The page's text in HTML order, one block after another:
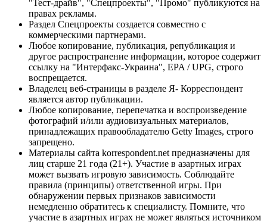
"Тест-драйв", "Спецпроекты", "Промо" публикуются на
правах рекламы.
Раздел Спецпроекты создается совместно с
коммерческими партнерами.
Любое копирование, публикация, републикация и
другое распространение информации, которое содержит
ссылку на "Интерфакс-Украина", EPA / UPG, строго
воспрещается.
Владелец веб-страницы в разделе Я- Корреспондент
является автор публикации.
Любое копирование, перепечатка и воспроизведение
фотографий и/или аудиовизуальных материалов,
принадлежащих правообладателю Getty Images, строго
запрещено.
Материалы сайта korrespondent.net предназначены для
лиц старше 21 года (21+). Участие в азартных играх
может вызвать игровую зависимость. Соблюдайте
правила (принципы) ответственной игры. При
обнаружении первых признаков зависимости
немедленно обратитесь к специалисту. Помните, что
участие в азартных играх не может являться источником